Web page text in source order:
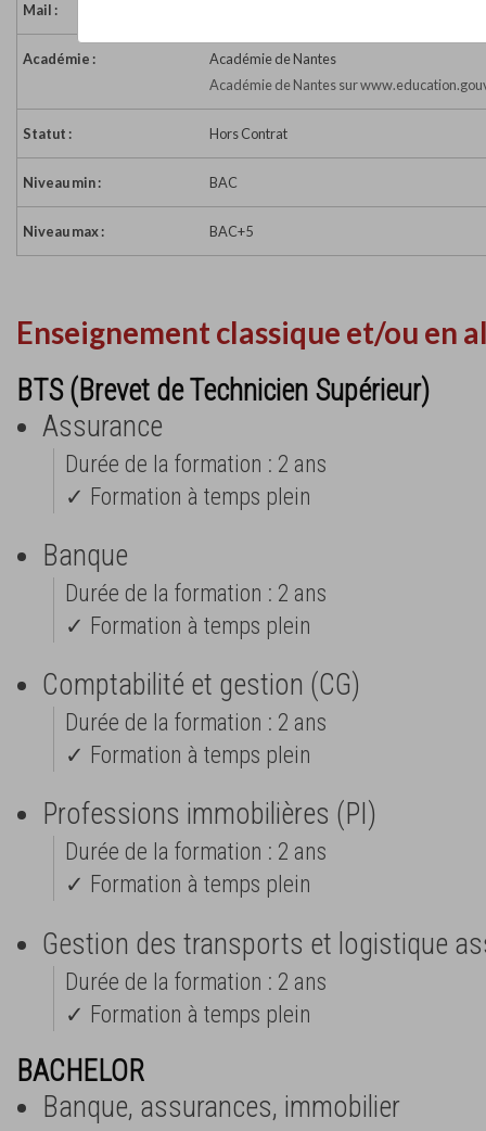
Mail :
Académie :
Académie de Nantes
Académie de Nantes sur
Statut : Hors Contrat
Niveau min : BAC
Niveau max : BAC+5
Enseignement classique et/ou en
BTS (Brevet de Technicien Supérieur)
Assurance
Durée de la formation : 2 ans
✓ Formation à temps plein
Banque
Durée de la formation : 2 ans
✓ Formation à temps plein
Comptabilité et gestion (CG)
Durée de la formation : 2 ans
✓ Formation à temps plein
Professions immobilières (PI)
Durée de la formation : 2 ans
✓ Formation à temps plein
Gestion des transports et logistique
Durée de la formation : 2 ans
✓ Formation à temps plein
BACHELOR
Banque, assurances, immobilier